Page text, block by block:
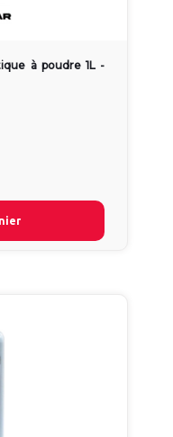
à poudre 1L -